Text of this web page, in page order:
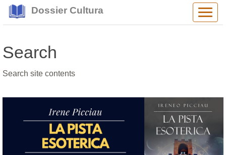
Dossier Cultura
Search
Search site contents